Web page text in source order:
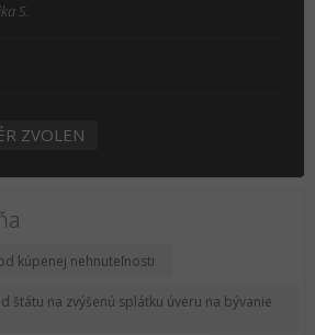
S.
ZVOLEN
kúpenej nehnuteľnosti
štátu na zvýšenú splátku úveru na bývanie